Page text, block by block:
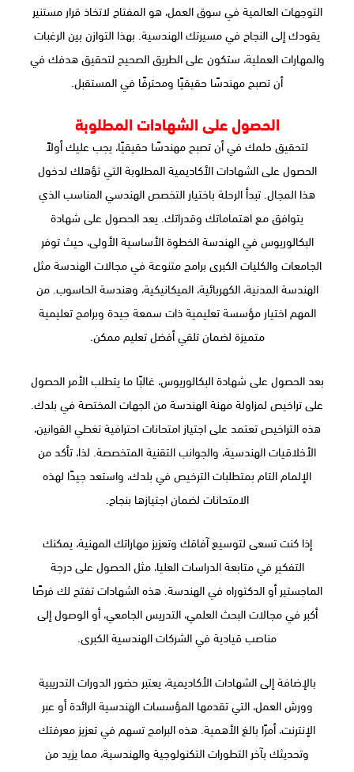
التوجهات العالمية في سوق العمل، هو المفتاح لاتخاذ قرار مستنير
يقودك إلى النجاح في مسيرتك الهندسية. بهذا التوازن بين الرغبات
والمهارات العملية، ستكون على الطريق الصحيح لتحقيق هدفك في
أن تصبح مهندسًا حقيقيًا ومحترفًا في المستقبل.
الحصول على الشهادات المطلوبة
لتحقيق حلمك في أن تصبح مهندسًا حقيقيًا، يجب عليك أولاً
الحصول على الشهادات الأكاديمية المطلوبة التي تؤهلك لدخول
هذا المجال. تبدأ الرحلة باختيار التخصص الهندسي المناسب الذي
يتوافق مع اهتماماتك وقدراتك. يعد الحصول على شهادة
البكالوريوس في الهندسة الخطوة الأساسية الأولى، حيث توفر
الجامعات والكليات الكبرى برامج متنوعة في مجالات الهندسة مثل
الهندسة المدنية، الكهربائية، الميكانيكية، وهندسة الحاسوب. من
المهم اختيار مؤسسة تعليمية ذات سمعة جيدة وبرامج تعليمية
متميزة لضمان تلقي أفضل تعليم ممكن.
بعد الحصول على شهادة البكالوريوس، غالبًا ما يتطلب الأمر الحصول
على تراخيص لمزاولة مهنة الهندسة من الجهات المختصة في بلدك.
هذه التراخيص تعتمد على اجتياز امتحانات احترافية تغطي القوانين،
الأخلاقيات الهندسية، والجوانب التقنية المتخصصة. لذا، تأكد من
الإلمام التام بمتطلبات الترخيص في بلدك، واستعد جيدًا لهذه
الامتحانات لضمان اجتيازها بنجاح.
إذا كنت تسعى لتوسيع آفاقك وتعزيز مهاراتك المهنية، يمكنك
التفكير في متابعة الدراسات العليا، مثل الحصول على درجة
الماجستير أو الدكتوراه في الهندسة. هذه الشهادات تفتح لك فرصًا
أكبر في مجالات البحث العلمي، التدريس الجامعي، أو الوصول إلى
مناصب قيادية في الشركات الهندسية الكبرى.
بالإضافة إلى الشهادات الأكاديمية، يعتبر حضور الدورات التدريبية
وورش العمل، التي تقدمها المؤسسات الهندسية الرائدة أو عبر
الإنترنت، أمرًا بالغ الأهمية. هذه البرامج تسهم في تعزيز معرفتك
وتحديثك بآخر التطورات التكنولوجية والهندسية، مما يزيد من